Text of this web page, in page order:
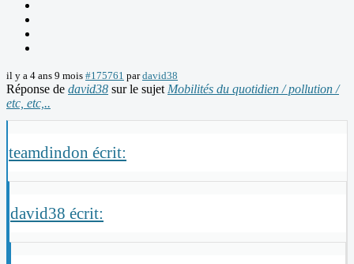
il y a 4 ans 9 mois #175761 pardavid38
Réponse de david38 sur le sujet Mobilités du quotidien / pollution /
etc, etc,..
teamdindon écrit:
david38 écrit: